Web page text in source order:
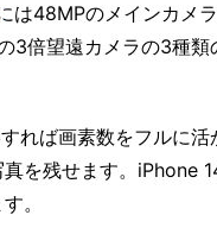
は48MPのメインカメ
3倍望遠カメラの3種類
れば画素数をフルに活
を残せます。iPhone
。